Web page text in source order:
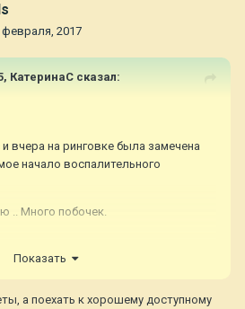
февраля, 2017
КатеринаС сказал:
вчера на ринговке была замечена
начало воспалительного
.. Много побочек.
Показать
а поехать к хорошему доступному